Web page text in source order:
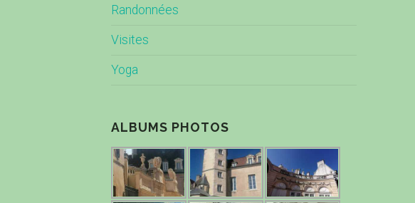
Randonnées
Visites
Yoga
ALBUMS PHOTOS